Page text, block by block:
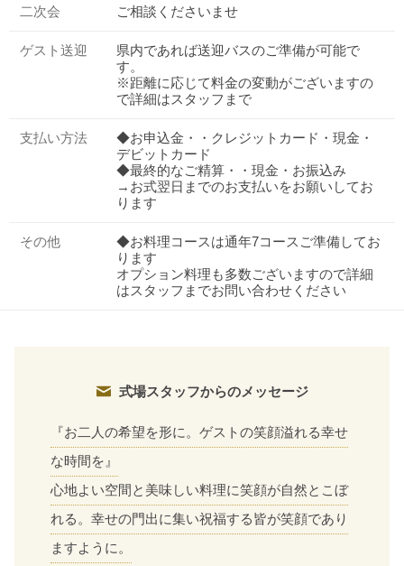
二次会 ご相談くださいませ
ゲスト送迎
県内であれば送迎バスのご準備が可能で
す。
※距離に応じて料金の変動がございますの
で詳細はスタッフまで
支払い方法
◆お申込金・・クレジットカード・現金・
デビットカード
◆最終的なご精算・・現金・お振込み
→お式翌日までのお支払いをお願いしてお
ります
その他
◆お料理コースは通年7コースご準備してお
ります
オプション料理も多数ございますので詳細
はスタッフまでお問い合わせください
式場スタッフからのメッセージ
『お二人の希望を形に。ゲストの笑顔溢れる幸せ
な時間を』
心地よい空間と美味しい料理に笑顔が自然とこぼ
れる。幸せの門出に集い祝福する皆が笑顔であり
ますように。